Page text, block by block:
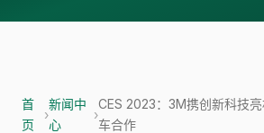
首
页
›
新闻中
心
›
CES 2023：3M携创新科技
车合作